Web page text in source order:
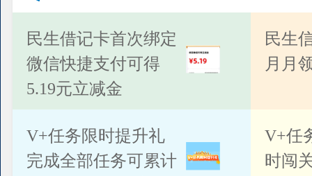
公告
民生借记卡首次绑定
微信快捷支付可得
5.19元立减金
民生
月月
V+任务限时提升礼
完成全部任务可累计
V+任
时闯